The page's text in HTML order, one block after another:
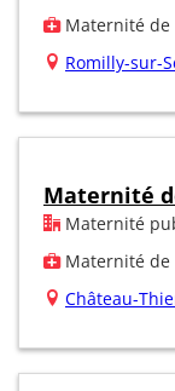
Maternité de
Romilly-sur-
Maternité
Maternité
Maternité de
Château-